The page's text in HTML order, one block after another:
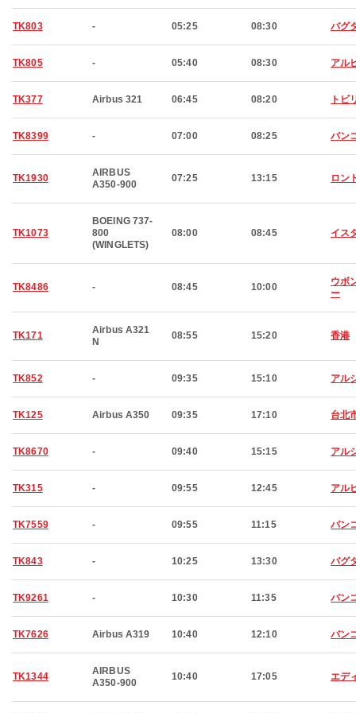
TK803 - 05:25 08:30 バグ
TK805 - 05:40 08:30 アル
TK377 Airbus 321 06:45 08:20 トビ
TK8399 - 07:00 08:25 バン
TK1930
AIRBUS
A350-900
07:25 13:15 ロン
TK1073
BOEING 737-
800
(WINGLETS)
08:00 08:45 イス
TK8486 - 08:45 10:00
ウボ
ー
TK171
Airbus A321
N
08:55 15:20 香港
TK852 - 09:35 15:10 アル
TK125 Airbus A350 09:35 17:10 台北
TK8670 - 09:40 15:15 アル
TK315 - 09:55 12:45 アル
TK7559 - 09:55 11:15 バン
TK843 - 10:25 13:30 バグ
TK9261 - 10:30 11:35 バン
TK7626 Airbus A319 10:40 12:10 バン
TK1344
AIRBUS
A350-900
10:40 17:05 エデ